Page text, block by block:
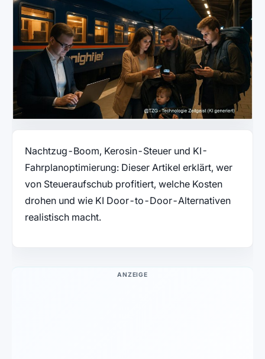
Nachtzug-Boom, Kerosin-Steuer und KI-
Fahrplanoptimierung: Dieser Artikel erklärt, wer
von Steueraufschub profitiert, welche Kosten
drohen und wie KI Door-to-Door-Alternativen
realistisch macht.
ANZEIGE